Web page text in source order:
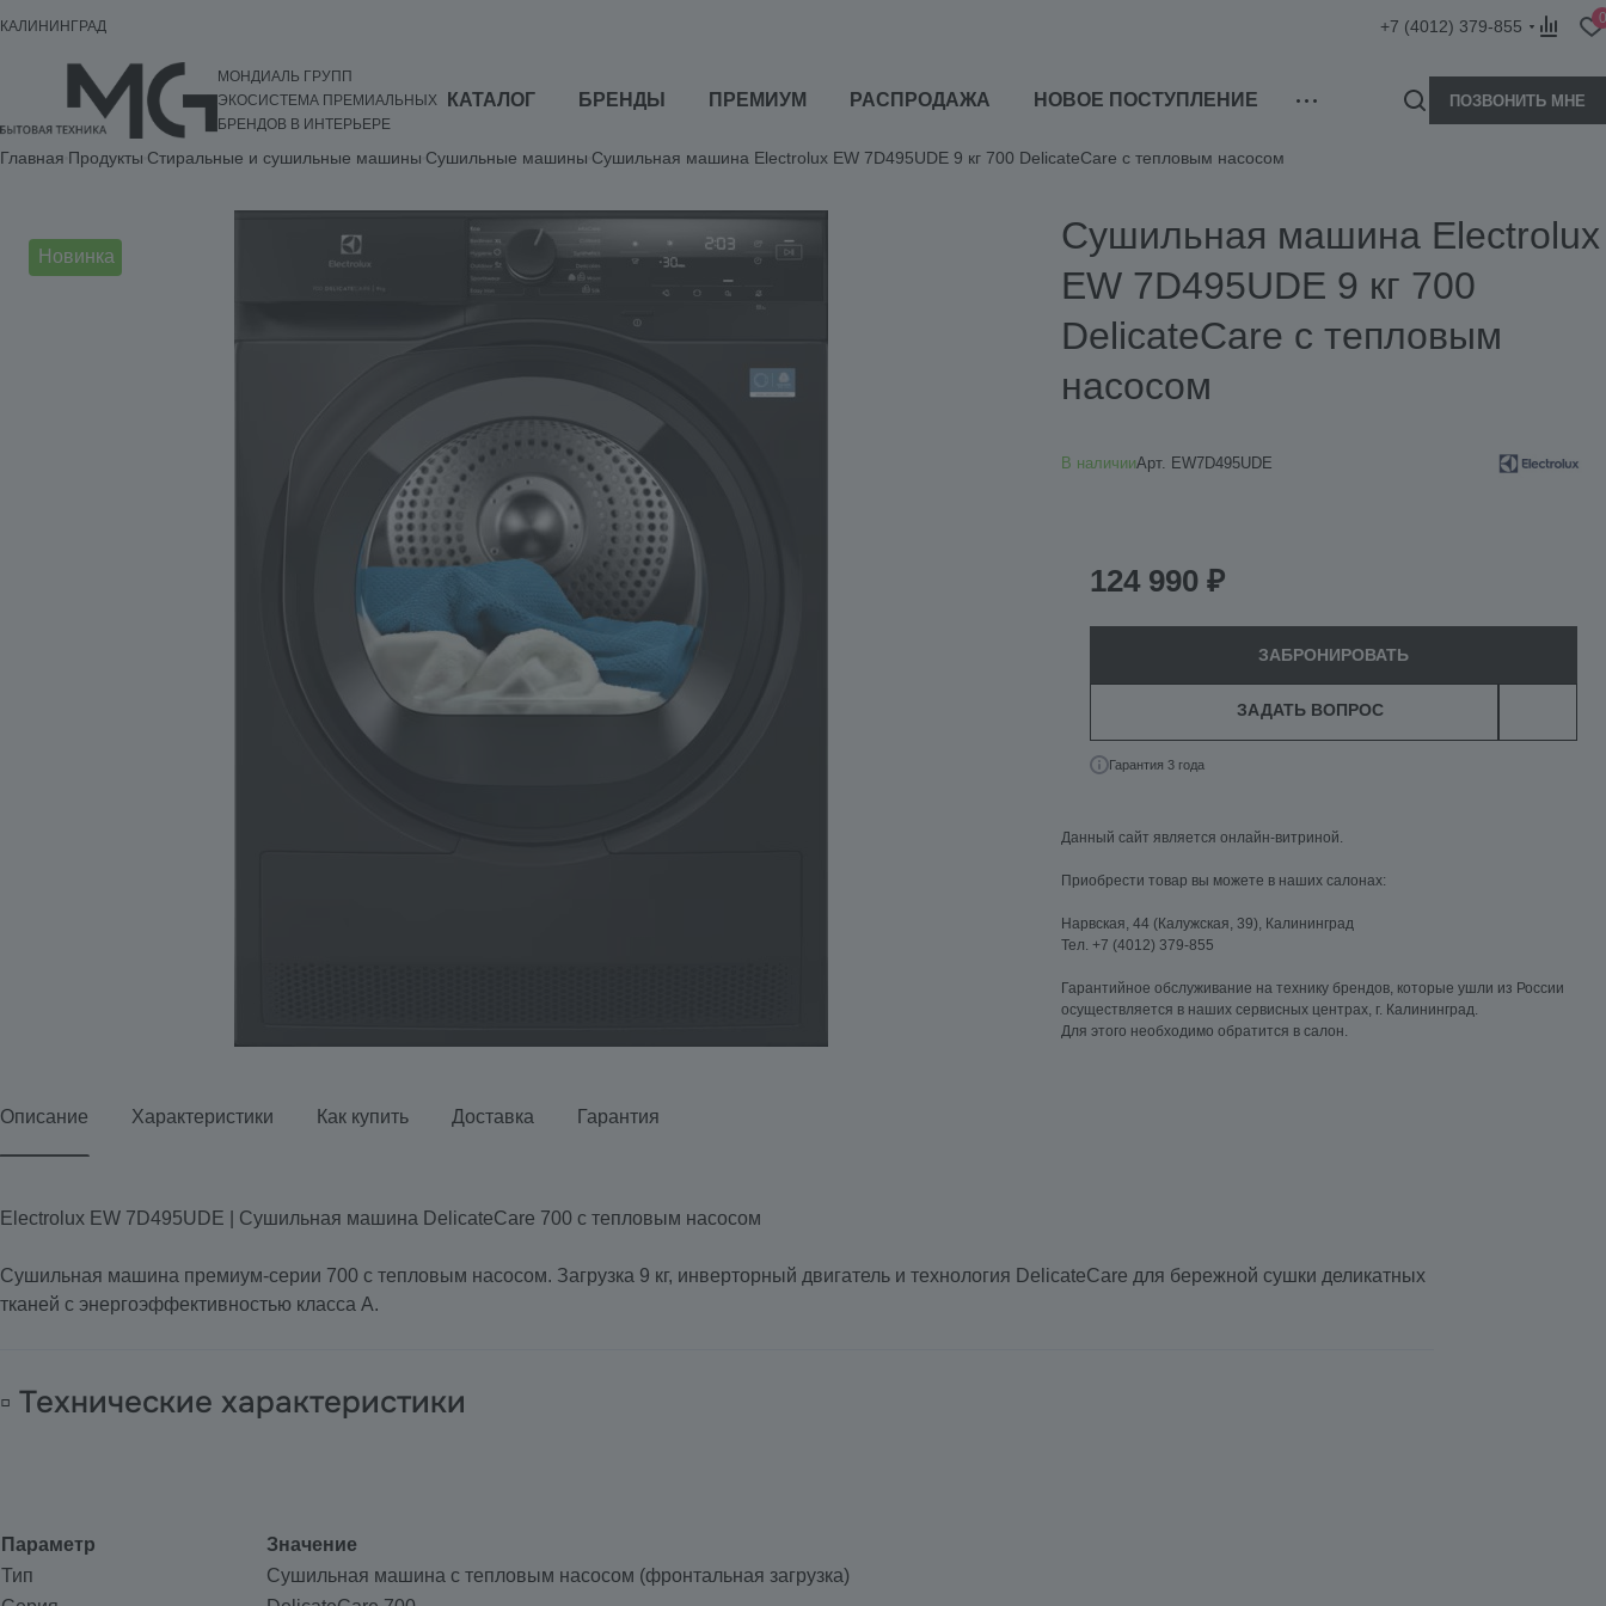
КАЛИНИНГРАД +7 (4012) 379-855 0
МОНДИАЛЬ ГРУПП
ЭКОСИСТЕМА ПРЕМИАЛЬНЫХ
БРЕНДОВ В ИНТЕРЬЕРЕ
КАТАЛОГ БРЕНДЫ ПРЕМИУМ РАСПРОДАЖА НОВОЕ ПОСТУПЛЕНИЕ ПОЗВОНИТЬ МНЕ
Главная Продукты Стиральные и сушильные машины Сушильные машины Сушильная машина Electrolux EW 7D495UDE 9 кг 700 DelicateCare с тепловым насосом
Новинка
Сушильная машина Electrolux
EW 7D495UDE 9 кг 700
DelicateCare с тепловым
насосом
В наличииАрт. EW7D495UDE
124 990 ₽
ЗАБРОНИРОВАТЬ
ЗАДАТЬ ВОПРОС
Гарантия 3 года
Данный сайт является онлайн-витриной.
Приобрести товар вы можете в наших салонах:
Нарвская, 44 (Калужская, 39), Калининград
Тел. +7 (4012) 379-855
Гарантийное обслуживание на технику брендов, которые ушли из России
осуществляется в наших сервисных центрах, г. Калининград.
Для этого необходимо обратится в салон.
Описание Характеристики Как купить Доставка Гарантия
Electrolux EW 7D495UDE | Сушильная машина DelicateCare 700 с тепловым насосом
Сушильная машина премиум-серии 700 с тепловым насосом. Загрузка 9 кг, инверторный двигатель и технология DelicateCare для бережной сушки деликатных
тканей с энергоэффективностью класса А.
▫️ Технические характеристики
Параметр
Значение
Тип
Сушильная машина с тепловым насосом (фронтальная загрузка)